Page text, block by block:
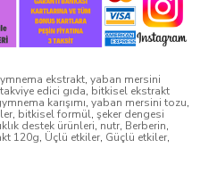
ekstrakt, yaban mersini
edici gıda, bitkisel ekstrakt
karışımı, yaban mersini tozu,
, bitkisel formül, şeker dengesi
destek ürünleri, nutr, Berberin,
120g, Üçlü etkiler, Güçlü etkiler,